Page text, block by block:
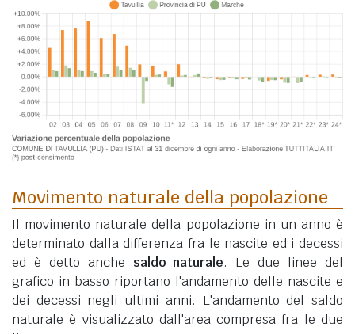
Movimento naturale della popolazione
Il movimento naturale della popolazione in un anno è
determinato dalla differenza fra le nascite ed i decessi
ed è detto anche saldo naturale. Le due linee del
grafico in basso riportano l'andamento delle nascite e
dei decessi negli ultimi anni. L'andamento del saldo
naturale è visualizzato dall'area compresa fra le due